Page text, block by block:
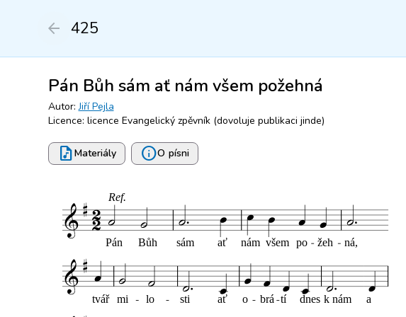
arrow_back 425
Pán Bůh sám ať nám všem požehná
Autor:Jiří Pejla
Licence: licence Evangelický zpěvník (dovoluje publikaci jinde)
audio_fileMateriály infoO písni